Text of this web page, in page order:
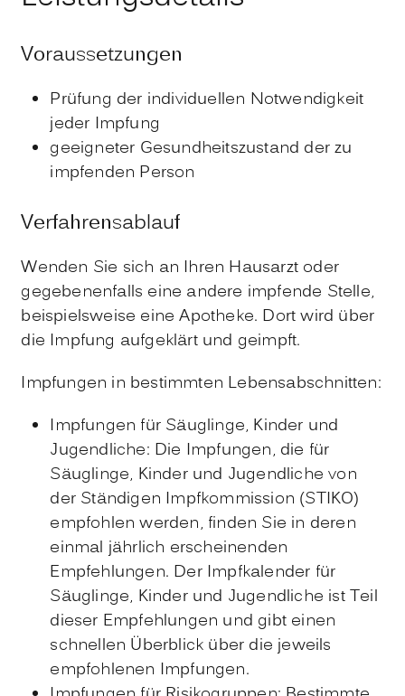
Voraussetzungen
Prüfung der individuellen Notwendigkeit
jeder Impfung
geeigneter Gesundheitszustand der zu
impfenden Person
Verfahrensablauf
Wenden Sie sich an Ihren Hausarzt oder
gegebenenfalls eine andere impfende Stelle,
beispielsweise eine Apotheke. Dort wird über
die Impfung aufgeklärt und geimpft.
Impfungen in bestimmten Lebensabschnitten:
Impfungen für Säuglinge, Kinder und
Jugendliche: Die Impfungen, die für
Säuglinge, Kinder und Jugendliche von
der Ständigen Impfkommission (STIKO)
empfohlen werden, finden Sie in deren
einmal jährlich erscheinenden
Empfehlungen. Der Impfkalender für
Säuglinge, Kinder und Jugendliche ist Teil
dieser Empfehlungen und gibt einen
schnellen Überblick über die jeweils
empfohlenen Impfungen.